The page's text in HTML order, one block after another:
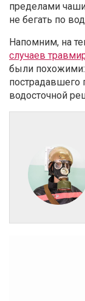
пределами
не бегать по
Напомним, на
случаев
были
пострадавшего
водосточной